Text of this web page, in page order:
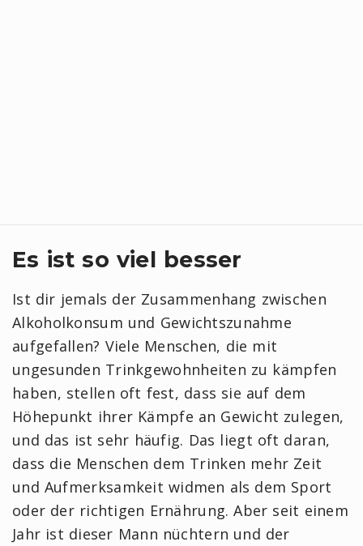
Es ist so viel besser
Ist dir jemals der Zusammenhang zwischen
Alkoholkonsum und Gewichtszunahme
aufgefallen? Viele Menschen, die mit
ungesunden Trinkgewohnheiten zu kämpfen
haben, stellen oft fest, dass sie auf dem
Höhepunkt ihrer Kämpfe an Gewicht zulegen,
und das ist sehr häufig. Das liegt oft daran,
dass die Menschen dem Trinken mehr Zeit
und Aufmerksamkeit widmen als dem Sport
oder der richtigen Ernährung. Aber seit einem
Jahr ist dieser Mann nüchtern und der